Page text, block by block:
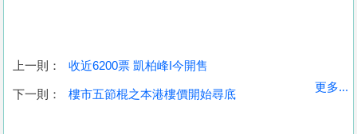
收
上一則： 收近6200票 凱柏峰I今開售
下一則： 樓市五節棍之本港樓價開始尋底
更多...